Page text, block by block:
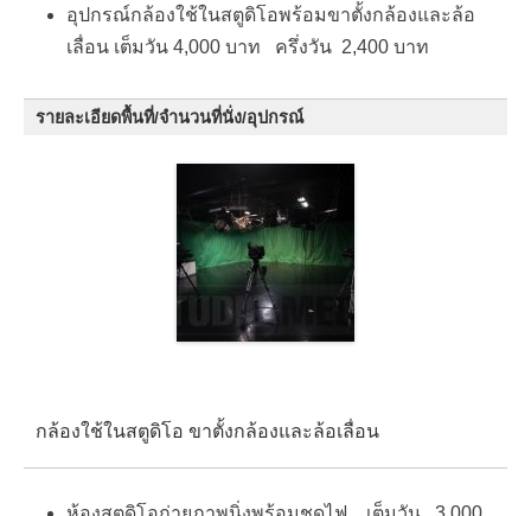
อุปกรณ์กล้องใช้ในสตูดิโอพร้อมขาตั้งกล้องและล้อ
เลื่อน เต็มวัน 4,000 บาท ครึ่งวัน 2,400 บาท
รายละเอียดพื้นที่/จำนวนที่นั่ง/อุปกรณ์
กล้องใช้ในสตูดิโอ ขาตั้งกล้องและล้อเลื่อน